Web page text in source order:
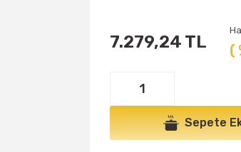
7.279,24 TL (
Sepete